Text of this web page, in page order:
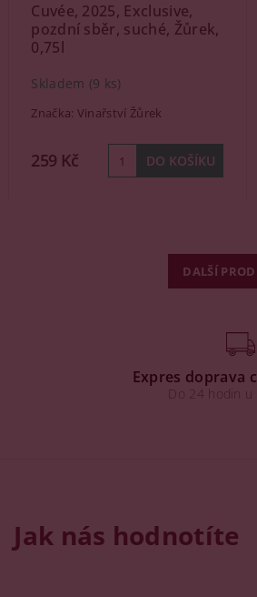
Cuvée, 2025, Exclusive,
pozdní sběr, suché, Žůrek,
0,75l
Skladem (9 ks)
Značka: Vinařství Žůrek
259 Kč
DALŠÍ
Expres doprava
Do 24 hodin
Jak nás hodnotíte